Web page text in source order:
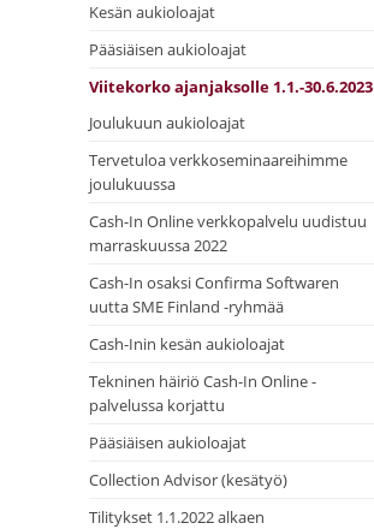
Kesän aukioloajat
Pääsiäisen aukioloajat
Viitekorko ajanjaksolle 1.1.-30.6.2023
Joulukuun aukioloajat
Tervetuloa verkkoseminaareihimme
joulukuussa
Cash-In Online verkkopalvelu uudistuu
marraskuussa 2022
Cash-In osaksi Confirma Softwaren
uutta SME Finland -ryhmää
Cash-Inin kesän aukioloajat
Tekninen häiriö Cash-In Online -
palvelussa korjattu
Pääsiäisen aukioloajat
Collection Advisor (kesätyö)
Tilitykset 1.1.2022 alkaen